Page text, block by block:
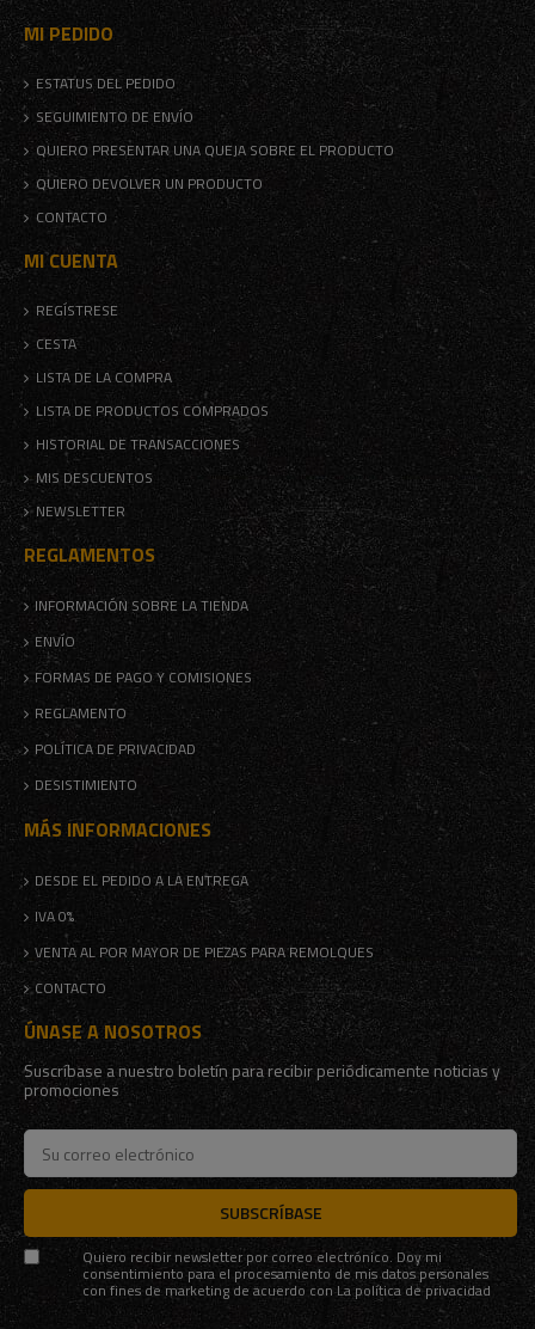
MI PEDIDO
ESTATUS DEL PEDIDO
SEGUIMIENTO DE ENVÍO
QUIERO PRESENTAR UNA QUEJA SOBRE EL PRODUCTO
QUIERO DEVOLVER UN PRODUCTO
CONTACTO
MI CUENTA
REGÍSTRESE
CESTA
LISTA DE LA COMPRA
LISTA DE PRODUCTOS COMPRADOS
HISTORIAL DE TRANSACCIONES
MIS DESCUENTOS
NEWSLETTER
REGLAMENTOS
INFORMACIÓN SOBRE LA TIENDA
ENVÍO
FORMAS DE PAGO Y COMISIONES
REGLAMENTO
POLÍTICA DE PRIVACIDAD
DESISTIMIENTO
MÁS INFORMACIONES
DESDE EL PEDIDO A LA ENTREGA
IVA 0%
VENTA AL POR MAYOR DE PIEZAS PARA REMOLQUES
CONTACTO
ÚNASE A NOSOTROS
Suscríbase a nuestro boletín para recibir periódicamente noticias y
promociones
SUBSCRÍBASE
Quiero recibir newsletter por correo electrónico. Doy mi
consentimiento para el procesamiento de mis datos personales
con fines de marketing de acuerdo conLa política de privacidad